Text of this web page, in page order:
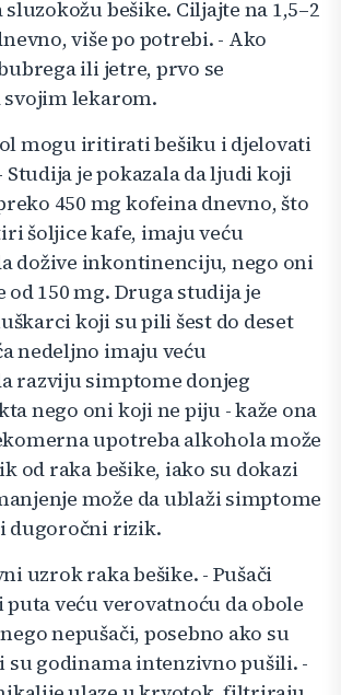
bešike. Ciljajte na 1,5–2
više po potrebi. - Ako
ili jetre, prvo se
lekarom.
mogu iritirati bešiku i djelovati
je pokazala da ljudi koji
450 mg kofeina dnevno, što
šoljice kafe, imaju veću
dožive inkontinenciju, nego oni
150 mg. Druga studija je
koji su pili šest do deset
nedeljno imaju veću
razviju simptome donjeg
nego oni koji ne piju - kaže ona
upotreba alkohola može
od raka bešike, iako su dokazi
može da ublaži simptome
dugoročni rizik.
uzrok raka bešike. - Pušači
veću verovatnoću da obole
nepušači, posebno ako su
godinama intenzivno pušili. -